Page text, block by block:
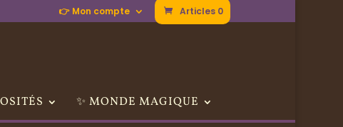
👉 Mon compte Articles 0
✨ MONDE MAGIQUE